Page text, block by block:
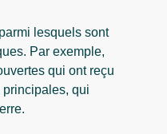
lesquels sont
Par exemple,
qui ont reçu
principales, qui